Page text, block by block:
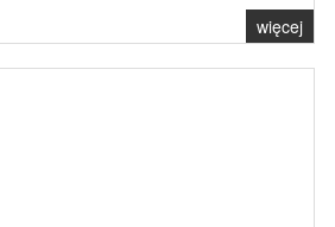
więcej